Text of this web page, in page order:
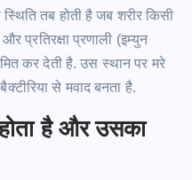
तब होती है जब शरीर किसी
और प्रतिरक्षा प्रणाली (इम्युन
कर देती है. उस स्थान पर मरे
से मवाद बनता है.
है और उसका